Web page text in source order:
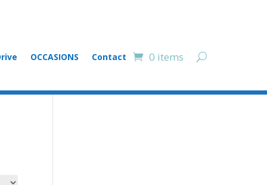
OCCASIONS Contact 0 items